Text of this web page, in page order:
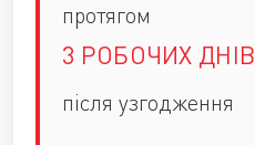
протягом
3 РОБОЧИХ ДНІВ
після узгодження